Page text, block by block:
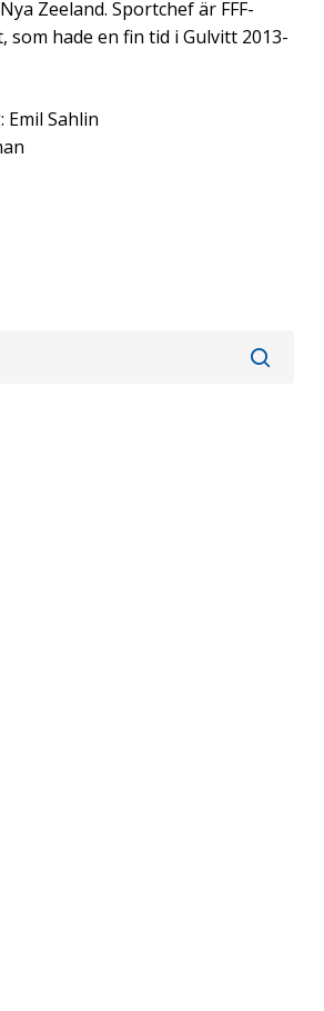
Zeeland. Sportchef är FFF-
som hade en fin tid i Gulvitt 2013-
Emil Sahlin